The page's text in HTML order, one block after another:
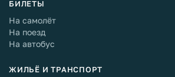
БИЛЕТЫ
На самолёт
На поезд
На автобус
ЖИЛЬЁ И ТРАНСПОРТ